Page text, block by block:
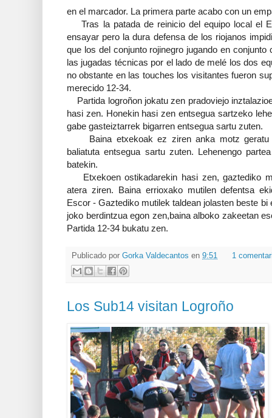
en el marcador. La primera parte acabo con un
Tras la patada de reinicio del equipo local el
ensayar pero la dura defensa de los riojanos
que los del conjunto rojinegro jugando en
las jugadas técnicas por el lado de melé los dos
no obstante en las touches los visitantes fueron
merecido 12-34.
Partida logroñon jokatu zen pradoviejo
hasi zen. Honekin hasi zen entsegua sartzeko
gabe gasteiztarrek bigarren entsegua sartu zuten.
Baina etxekoak ez ziren anka motz geratu
baliatuta entsegua sartu zuten. Lehenengo
batekin.
Etxekoen ostikadarekin hasi zen, gaztediko
atera ziren. Baina errioxako mutilen defentsa
Escor - Gaztediko mutilek taldean jolasten beste
joko berdintzua egon zen,baina alboko zakeetan
Partida 12-34 bukatu zen.
Publicado por Gorka Valdecantos en 9:51 1
Los Sub14 visitan Logroño